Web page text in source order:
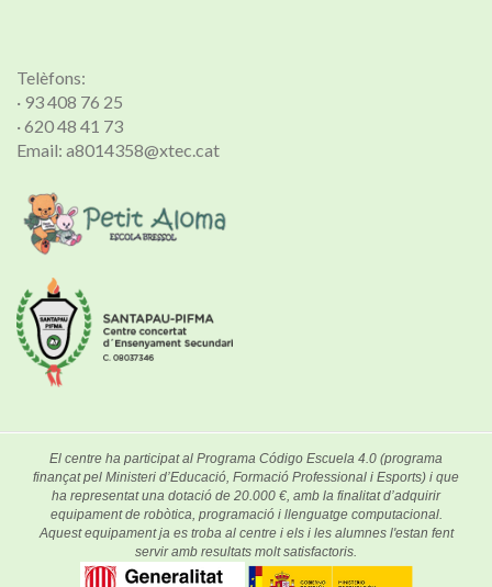
Telèfons:
· 93 408 76 25
· 620 48 41 73
Email: a8014358@xtec.cat
El centre ha participat al Programa Código Escuela 4.0 (programa
finançat pel Ministeri d’Educació, Formació Professional i Esports) i que
ha representat una dotació de 20.000 €, amb la finalitat d’adquirir
equipament de robòtica, programació i llenguatge computacional.
Aquest equipament ja es troba al centre i els i les alumnes l'estan fent
servir amb resultats molt satisfactoris.